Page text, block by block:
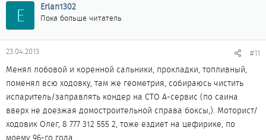
E Erlan1302
Пока больше читатель
23.04.2013 #11
Менял лобовой и коренной сальники, прокладки, топливный,
поменял всю ходовку, там же геометрия, собираюсь чистить
испаритель/заправлять кондер на СТО А-сервис (по саина
вверх не доезжая домостроительной справа боксы,). Моторист/
ходовик Олег, 8 777 312 555 2, тоже ездиет на цефирике, по
моему 96-го года.